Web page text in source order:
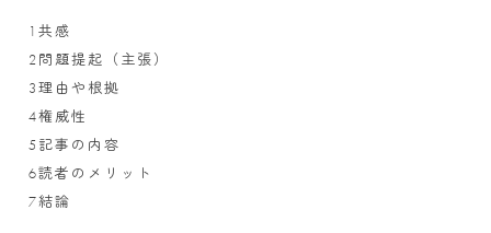
1共感
2問題提起（主張）
3理由や根拠
4権威性
5記事の内容
6読者のメリット
7結論